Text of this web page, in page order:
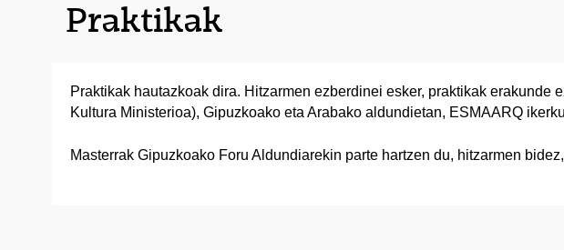
Praktikak
Praktikak hautazkoak dira. Hitzarmen ezberdinei esker, praktikak
Kultura Ministerioa), Gipuzkoako eta Arabako aldundietan, ESMAARQ
Masterrak Gipuzkoako Foru Aldundiarekin parte hartzen du, hitzarmen